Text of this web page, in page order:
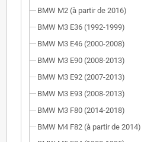
BMW M2 (à partir de 2016)
BMW M3 E36 (1992-1999)
BMW M3 E46 (2000-2008)
BMW M3 E90 (2008-2013)
BMW M3 E92 (2007-2013)
BMW M3 E93 (2008-2013)
BMW M3 F80 (2014-2018)
BMW M4 F82 (à partir de 2014)